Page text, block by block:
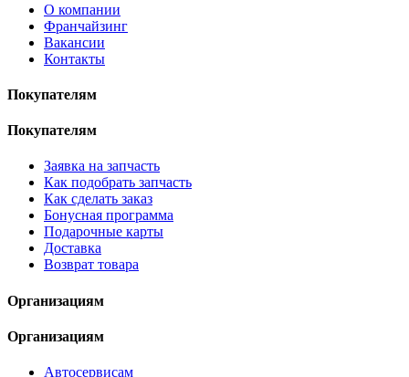
О компании
Франчайзинг
Вакансии
Контакты
Покупателям
Покупателям
Заявка на запчасть
Как подобрать запчасть
Как сделать заказ
Бонусная программа
Подарочные карты
Доставка
Возврат товара
Организациям
Организациям
Автосервисам